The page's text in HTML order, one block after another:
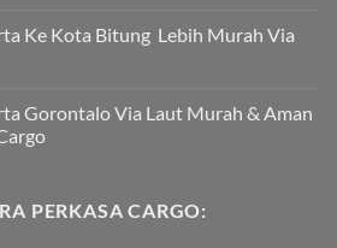
Ke Kota Bitung Lebih Murah Via
Gorontalo Via Laut Murah & Aman
PERKASA CARGO: